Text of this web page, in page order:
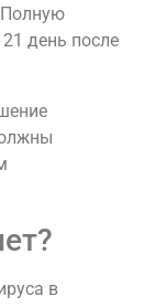
день после
в